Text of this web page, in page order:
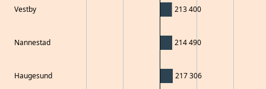
Vestby
Nannestad
Haugesund
213 400
214 490
217 306